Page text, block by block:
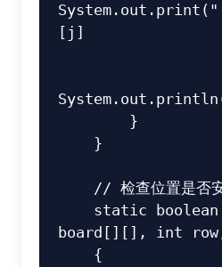
System . out . print (
[ j ]
System . out . println
}
}
// 检查位置是否
static
boolean
board [ ] [ ] , int row
{